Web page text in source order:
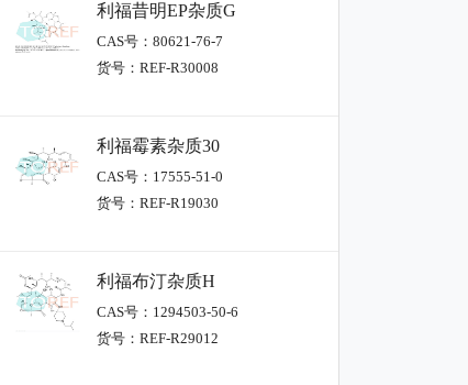
利福昔明EP杂质G
CAS号：80621-76-7
货号：REF-R30008
利福霉素杂质30
CAS号：17555-51-0
货号：REF-R19030
利福布汀杂质H
CAS号：1294503-50-6
货号：REF-R29012